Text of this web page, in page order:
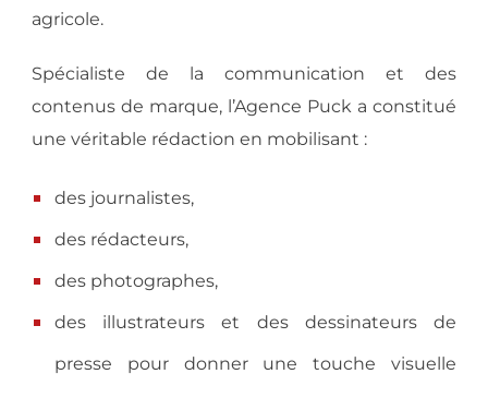
agricole.
Spécialiste de la communication et des
contenus de marque, l’Agence Puck a constitué
une véritable rédaction en mobilisant :
des journalistes,
des rédacteurs,
des photographes,
des illustrateurs et des dessinateurs de
presse pour donner une touche visuelle